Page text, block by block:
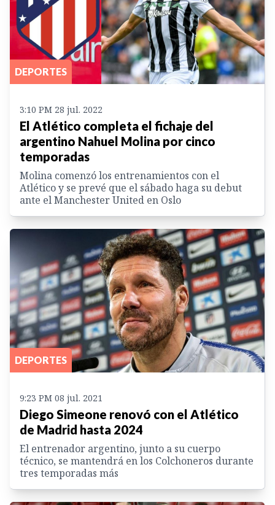
DEPORTES
3:10 PM 28 jul. 2022
El Atlético completa el fichaje del
argentino Nahuel Molina por cinco
temporadas
Molina comenzó los entrenamientos con el
Atlético y se prevé que el sábado haga su debut
ante el Manchester United en Oslo
DEPORTES
9:23 PM 08 jul. 2021
Diego Simeone renovó con el Atlético
de Madrid hasta 2024
El entrenador argentino, junto a su cuerpo
técnico, se mantendrá en los Colchoneros durante
tres temporadas más